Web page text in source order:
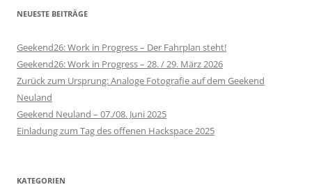
NEUESTE BEITRÄGE
Geekend26: Work in Progress – Der Fahrplan steht!
Geekend26: Work in Progress – 28. / 29. März 2026
Zurück zum Ursprung: Analoge Fotografie auf dem Geekend
Neuland
Geekend Neuland – 07./08. Juni 2025
Einladung zum Tag des offenen Hackspace 2025
KATEGORIEN